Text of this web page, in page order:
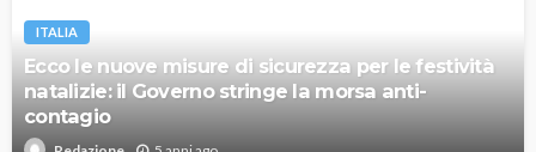
ITALIA
Ecco le nuove misure di sicurezza per le festività
natalizie: il Governo stringe la morsa anti-
contagio